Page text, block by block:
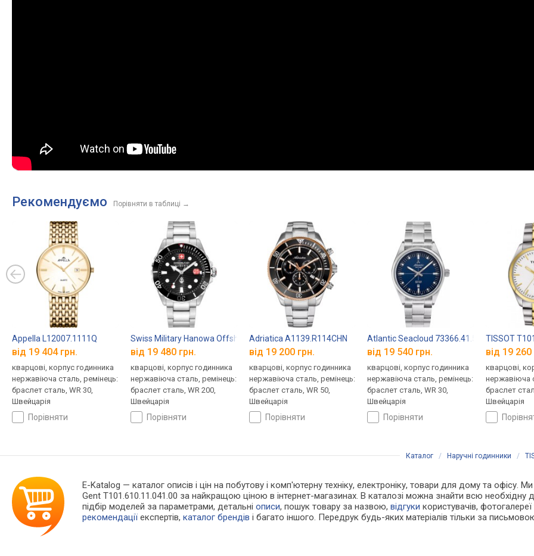
Рекомендуємо Порівняти в таблиці →
Appella L12007.1111Q
від 19 404 грн.
кварцові, корпус годинника
нержавіюча сталь, ремінець:
браслет сталь, WR 30,
Швейцарія
порівняти
Swiss Military Hanowa Offshore Diver II SMWGH2200301
від 19 480 грн.
кварцові, корпус годинника
нержавіюча сталь, ремінець:
браслет сталь, WR 200,
Швейцарія
порівняти
Adriatica A1139.R114CHN
від 19 200 грн.
кварцові, корпус годинника
нержавіюча сталь, ремінець:
браслет сталь, WR 50,
Швейцарія
порівняти
Atlantic Seacloud 73366.41.51
від 19 540 грн.
кварцові, корпус годинника
нержавіюча сталь, ремінець:
браслет сталь, WR 30,
Швейцарія
порівняти
TISSOT
від 19 260
кварцові,
нержавіюча
браслет
Швейцарія
Каталог / Наручні годинники /
E-Katalog — каталог описів і цін на побутову і комп'ютерну техніку, електроніку, товари для дому та офісу.
Gent T101.610.11.041.00 за найкращою ціною в інтернет-магазинах. В каталозі можна знайти всю
підбір моделей за параметрами, детальніописи, пошук товару за назвою,відгуки користувачів, фотогалереї
рекомендації експертів,каталог брендів і багато іншого. Передрук будь-яких матеріалів тільки за